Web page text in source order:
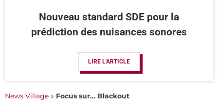
Nouveau standard SDE pour la
prédiction des nuisances sonores
LIRE L'ARTICLE
News Village » Focus sur… Blackout